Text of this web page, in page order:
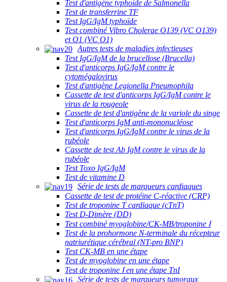
Test d'antigène typhoïde de Salmonella
Test de transferrine TF
Test IgG/IgM typhoïde
Test combiné Vibro Cholerae O139 (VC O139)
et O1 (VC O1)
Autres tests de maladies infectieuses
Test IgG/IgM de la brucellose (Brucella)
Test d'anticorps IgG/IgM contre le
cytomégalovirus
Test d'antigène Legionella Pneumophila
Cassette de test d'anticorps IgG/IgM contre le
virus de la rougeole
Cassette de test d'antigène de la variole du singe
Test d'anticorps IgM anti-mononucléose
Test d'anticorps IgG/IgM contre le virus de la
rubéole
Cassette de test Ab IgM contre le virus de la
rubéole
Test Toxo IgG/IgM
Test de vitamine D
Série de tests de marqueurs cardiaques
Cassette de test de protéine C-réactive (CRP)
Test de troponine T cardiaque (cTnT)
Test D-Dimère (DD)
Test combiné myoglobine/CK-MB/troponine Ⅰ
Test de la prohormone N-terminale du récepteur
natriurétique cérébral (NT-pro BNP)
Test CK-MB en une étape
Test de myoglobine en une étape
Test de troponine Ⅰ en une étape TnI
Série de tests de marqueurs tumoraux